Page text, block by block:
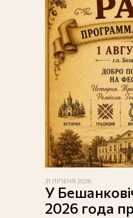
31 ЛІПЕНЯ 2026
У
2026 года